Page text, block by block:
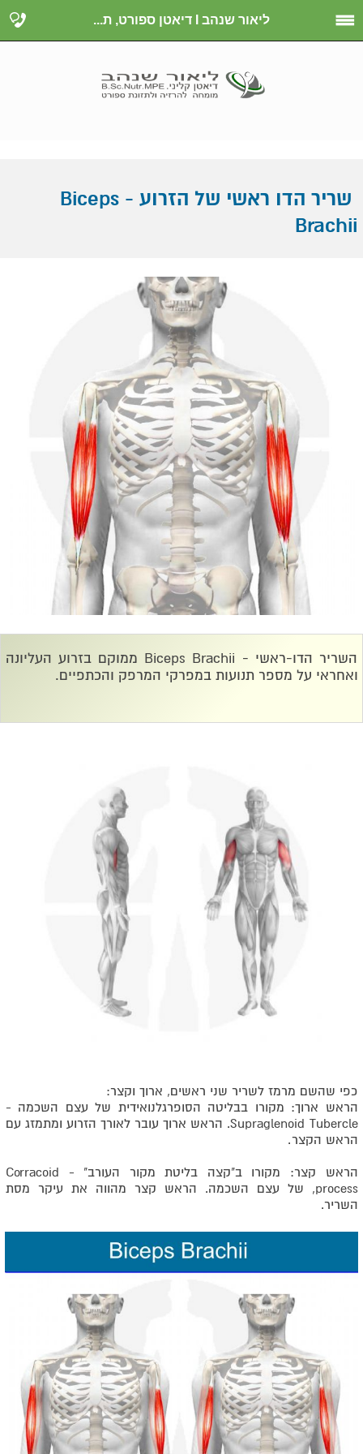
ליאור שנהב I דיאטן ספורט, ת...
השריר הדו-ראשי - Biceps Brachii ממוקם בזרוע העליונה
ואחראי על מספר תנועות במפרקי המרפק והכתפיים.
שריר הדו ראשי של הזרוע - Biceps
Brachii
כפי שהשם מרמז לשריר שני ראשים, ארוך וקצר:
הראש ארוך: מקורו בבליטה הסופרגלנואידית של עצם השכמה -
Supraglenoid Tubercle. הראש ארוך עובר לאורך הזרוע ומתמזג עם
הראש הקצר.
הראש קצר: מקורו ב"קצה בליטת מקור העורב" - Corracoid
process, של עצם השכמה. הראש קצר מהווה את עיקר מסת
השריר.